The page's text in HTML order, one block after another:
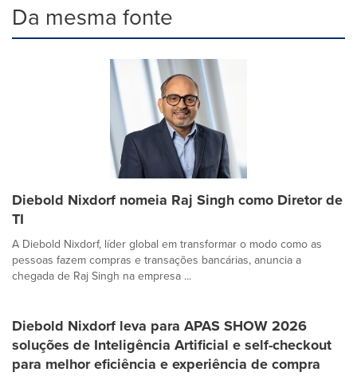
Da mesma fonte
Diebold Nixdorf nomeia Raj Singh como Diretor de
TI
A Diebold Nixdorf, líder global em transformar o modo como as
pessoas fazem compras e transações bancárias, anuncia a
chegada de Raj Singh na empresa ...
Diebold Nixdorf leva para APAS SHOW 2026
soluções de Inteligência Artificial e self-checkout
para melhor eficiência e experiência de compra